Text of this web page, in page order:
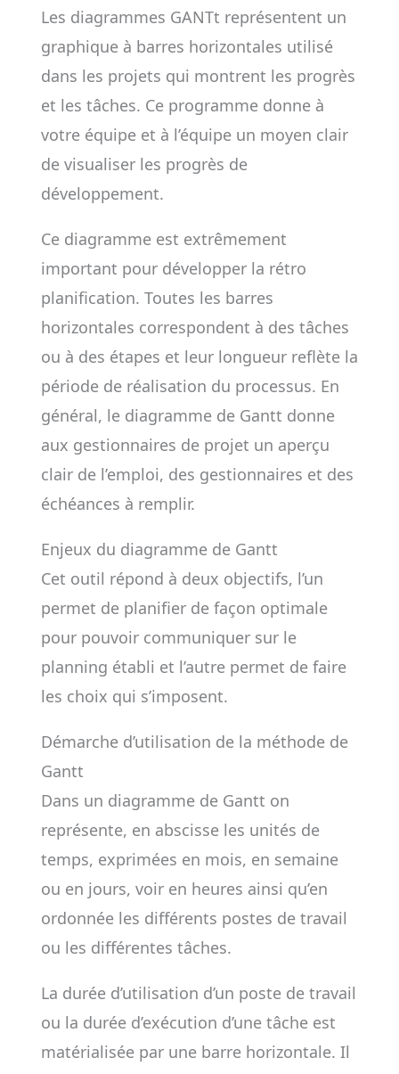
Les diagrammes GANTt représentent un
graphique à barres horizontales utilisé
dans les projets qui montrent les progrès
et les tâches. Ce programme donne à
votre équipe et à l’équipe un moyen clair
de visualiser les progrès de
développement.
Ce diagramme est extrêmement
important pour développer la rétro
planification. Toutes les barres
horizontales correspondent à des tâches
ou à des étapes et leur longueur reflète la
période de réalisation du processus. En
général, le diagramme de Gantt donne
aux gestionnaires de projet un aperçu
clair de l’emploi, des gestionnaires et des
échéances à remplir.
Enjeux du diagramme de Gantt
Cet outil répond à deux objectifs, l’un
permet de planifier de façon optimale
pour pouvoir communiquer sur le
planning établi et l’autre permet de faire
les choix qui s’imposent.
Démarche d’utilisation de la méthode de
Gantt
Dans un diagramme de Gantt on
représente, en abscisse les unités de
temps, exprimées en mois, en semaine
ou en jours, voir en heures ainsi qu’en
ordonnée les différents postes de travail
ou les différentes tâches.
La durée d’utilisation d’un poste de travail
ou la durée d’exécution d’une tâche est
matérialisée par une barre horizontale. Il